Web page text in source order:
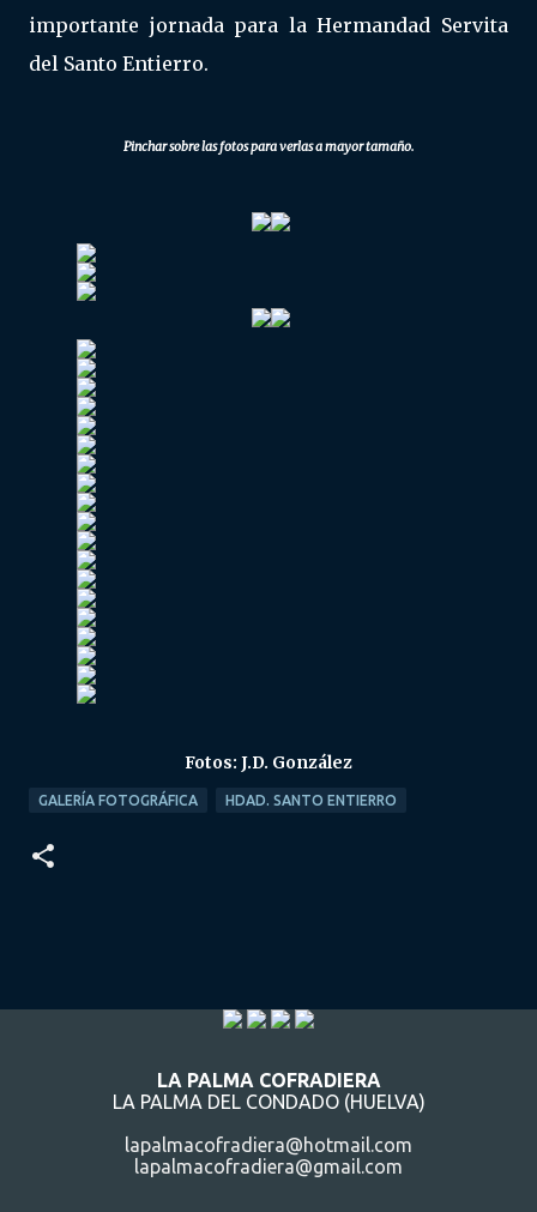
importante jornada para la Hermandad Servita
del Santo Entierro.
Pinchar sobre las fotos para verlas a mayor tamaño.
Fotos: J.D. González
GALERÍA FOTOGRÁFICA HDAD. SANTO ENTIERRO
LA PALMA COFRADIERA
LA PALMA DEL CONDADO (HUELVA)
lapalmacofradiera@hotmail.com
lapalmacofradiera@gmail.com